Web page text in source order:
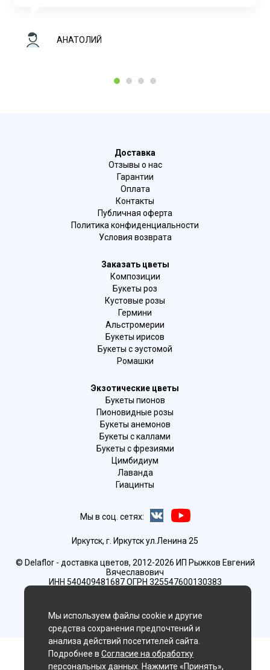
АНАТОЛИЙ
1 2 3 4
Доставка
Отзывы о нас
Гарантии
Оплата
Контакты
Публичная оферта
Политика конфиденциальности
Условия возврата
Заказать цветы
Композиции
Букеты роз
Кустовые розы
Гермини
Альстромерии
Букеты ирисов
Букеты с эустомой
Ромашки
Экзотические цветы
Букеты пионов
Пионовидные розы
Букеты анемонов
Букеты с каллами
Букеты с фрезиями
Цимбидиум
Лаванда
Гиацинты
Мы в соц. сетях:
Иркутск, г. Иркутск ул.Ленина 25
© Delaflor - доставка цветов, 2012-2026 ИП Рыжков Евгений
Вячеславович
ИНН 540409481687 ОГРН 325547600130383
Мы используем файлы cookie и другие
средства сохранения предпочтений и
анализа действий посетителей сайта.
Подробнее в Согласие на обработку
персональных данных . Нажмите «Принять»,